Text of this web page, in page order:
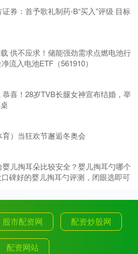
券：首予歌礼制药-B“买入”评级 目标
供不应求！储能强劲需求点燃电池行
流入电池ETF（561910）
喜！28岁TVB长腿女神宣布结婚，举
）当狂欢节邂逅冬奥会
儿掏耳朵比较安全？婴儿掏耳勺哪个
碑好的婴儿掏耳勺评测，闭眼选即可
股市配资网 配资炒股网
配资网站